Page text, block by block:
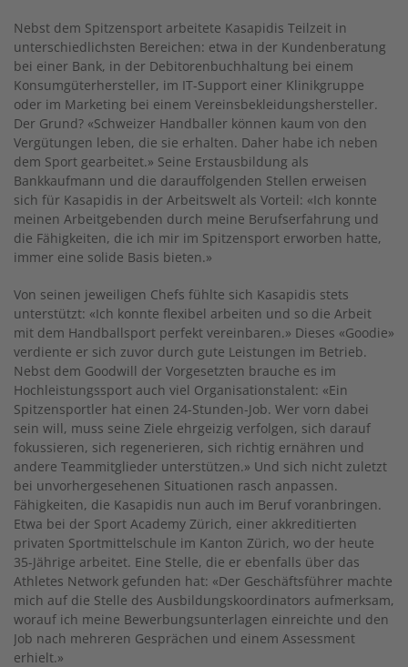
Nebst dem Spitzensport arbeitete Kasapidis Teilzeit in
unterschiedlichsten Bereichen: etwa in der Kundenberatung
bei einer Bank, in der Debitorenbuchhaltung bei einem
Konsumgüterhersteller, im IT-Support einer Klinikgruppe
oder im Marketing bei einem Vereinsbekleidungshersteller.
Der Grund? «Schweizer Handballer können kaum von den
Vergütungen leben, die sie erhalten. Daher habe ich neben
dem Sport gearbeitet.» Seine Erstausbildung als
Bankkaufmann und die darauffolgenden Stellen erweisen
sich für Kasapidis in der Arbeitswelt als Vorteil: «Ich konnte
meinen Arbeitgebenden durch meine Berufserfahrung und
die Fähigkeiten, die ich mir im Spitzensport erworben hatte,
immer eine solide Basis bieten.»
Von seinen jeweiligen Chefs fühlte sich Kasapidis stets
unterstützt: «Ich konnte flexibel arbeiten und so die Arbeit
mit dem Handballsport perfekt vereinbaren.» Dieses «Goodie»
verdiente er sich zuvor durch gute Leistungen im Betrieb.
Nebst dem Goodwill der Vorgesetzten brauche es im
Hochleistungssport auch viel Organisationstalent: «Ein
Spitzensportler hat einen 24-Stunden-Job. Wer vorn dabei
sein will, muss seine Ziele ehrgeizig verfolgen, sich darauf
fokussieren, sich regenerieren, sich richtig ernähren und
andere Teammitglieder unterstützen.» Und sich nicht zuletzt
bei unvorhergesehenen Situationen rasch anpassen.
Fähigkeiten, die Kasapidis nun auch im Beruf voranbringen.
Etwa bei der Sport Academy Zürich, einer akkreditierten
privaten Sportmittelschule im Kanton Zürich, wo der heute
35-Jährige arbeitet. Eine Stelle, die er ebenfalls über das
Athletes Network gefunden hat: «Der Geschäftsführer machte
mich auf die Stelle des Ausbildungskoordinators aufmerksam,
worauf ich meine Bewerbungsunterlagen einreichte und den
Job nach mehreren Gesprächen und einem Assessment
erhielt.»